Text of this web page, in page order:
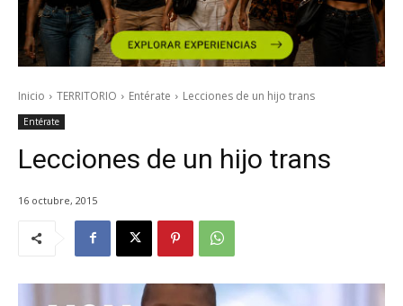
Inicio TERRITORIO Entérate Lecciones de un hijo trans
Entérate
Lecciones de un hijo trans
16 octubre, 2015